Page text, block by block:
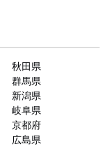
秋田県
群馬県
新潟県
岐阜県
京都府
広島県